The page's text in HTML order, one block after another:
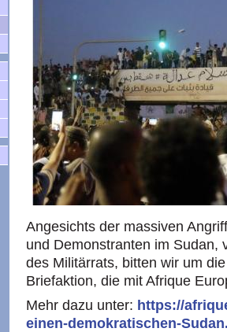
Angesichts der massiven
und Demonstranten im Sudan,
des Militärrats, bitten wir um
Briefaktion, die mit Afrique
Mehr dazu unter: https://
einen-demokratischen-